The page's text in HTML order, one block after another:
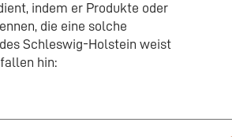
indem er Produkte oder
die eine solche
Schleswig-Holstein weist
hin: